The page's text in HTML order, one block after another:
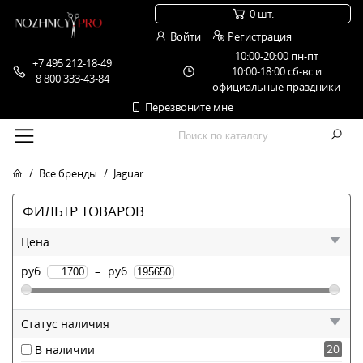
+7 495 212-18-49
8 800 333-43-84
10:00-20:00 пн-пт
10:00-18:00 сб-вс и
официальные праздники
Перезвоните мне
0 шт.
Войти
Регистрация
Все бренды Jaguar
ФИЛЬТР ТОВАРОВ
Цена
руб.
– руб.
Статус наличия
В наличии
20